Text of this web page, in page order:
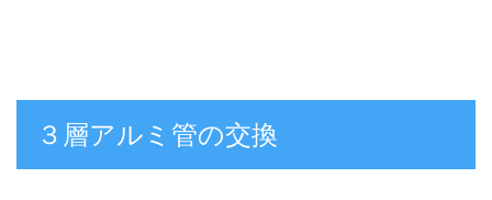
３層アルミ管の交換